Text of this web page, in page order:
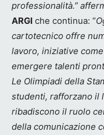
professionalità.”
ARGI che continua: “
cartotecnico offre
lavoro, iniziative
emergere talenti
Le Olimpiadi della
studenti, rafforzano il
ribadiscono il ruolo
della comunicazione